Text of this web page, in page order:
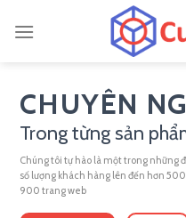
CHUYÊN
Trong từng sản
Chúng tôi tự hào là một trong những
số lượng khách hàng lên đến hơn
900 trang web